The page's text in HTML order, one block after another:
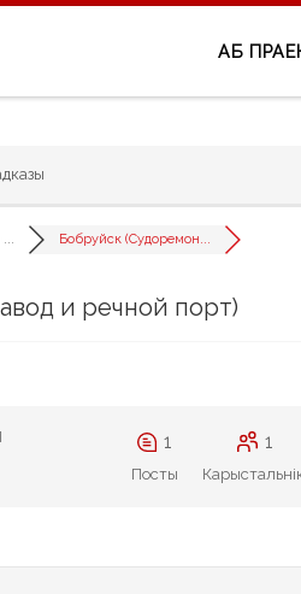
АБ
Бобруйск (Судоремон...
и речной порт)
1
Посты
1